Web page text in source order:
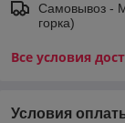
Самовывоз -
горка)
Все условия
Условия